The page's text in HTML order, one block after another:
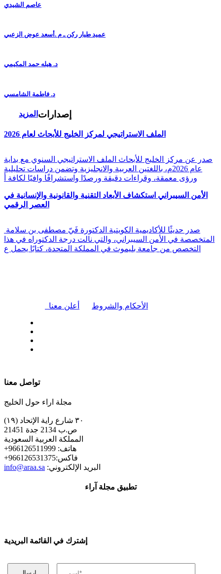
عاصم الشيدي
عميد طيار ركن ـ م .أسعد عوض الزعبي
د. هيله حمد المكيمي
د. فاطمة الشامسي
المزيد إصدارات
الملف الاستراتيجي لمركز الخليج للأبحاث لعام 2026
صدر عن مركز الخليج للأبحاث الملف الاستراتيجي السنوي مع بداية
عام 2026م، باللغتين العربية والانجليزية وتضمن دراسات تحليلية
ورؤى معمقة، وقراءات دقيقة ورصدًا واستشرافًا وافيًا لكافة أ
الأمن السيبراني استكشاف الأبعاد التقنية والقانونية والإنسانية في
العصر الرقمي
المتخصصة في الأمن السيبراني، والتي نالت درجة الدكتوراه في هذا
التخصص من جامعة بليموث في المملكة المتحدة، كتابًا يحمل ع
أعلن معنا الأحكام والشروط
تواصل معنا
مجلة اراء حول الخليج
٣٠ شارع راية الإتحاد (١٩)
ص.ب 2134 جدة 21451
المملكة العربية السعودية
+هاتف: 966126511999
+فاكس:966126531375
info@araa.sa :البريد الإلكتروني
تطبيق مجلة آراء
إشترك في القائمة البريدية